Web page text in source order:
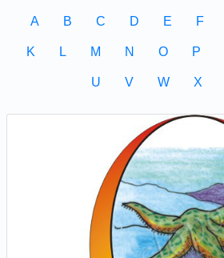
A B C D E F
K L M N O P
U V W X